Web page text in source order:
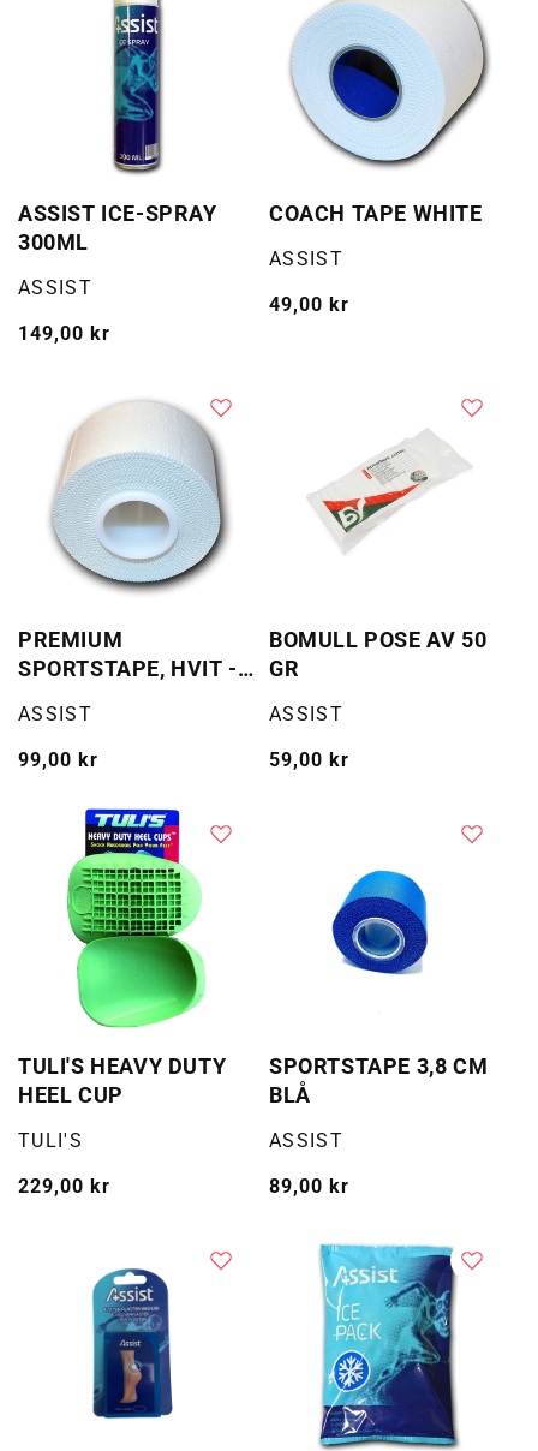
ASSIST ICE-SPRAY
300ML
Selger:
ASSIST
Vanlig
149,00 kr
COACH TAPE WHITE
Selger:
ASSIST
Vanlig
49,00 kr
PREMIUM
SPORTSTAPE, HVIT -
Selger:
ASSIST
Vanlig
99,00 kr
BOMULL POSE AV 50
GR
Selger:
ASSIST
Vanlig
59,00 kr
TULI'S HEAVY DUTY
HEEL CUP
Selger:
TULI'S
Vanlig
229,00 kr
SPORTSTAPE 3,8 CM
BLÅ
Selger:
ASSIST
Vanlig
89,00 kr